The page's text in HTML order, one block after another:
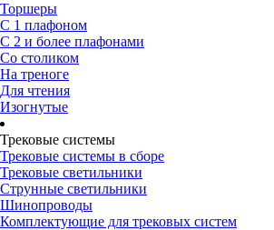
Торшеры
С 1 плафоном
С 2 и более плафонами
Со столиком
На треноге
Для чтения
Изогнутые
Трековые системы
Трековые системы в сборе
Трековые светильники
Струнные светильники
Шинопроводы
Комплектующие для трековых систем